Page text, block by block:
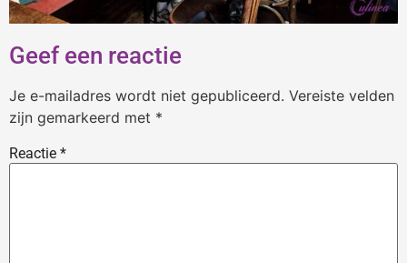
Geef een reactie
Je e-mailadres wordt niet gepubliceerd. Vereiste velden
zijn gemarkeerd met *
Reactie *